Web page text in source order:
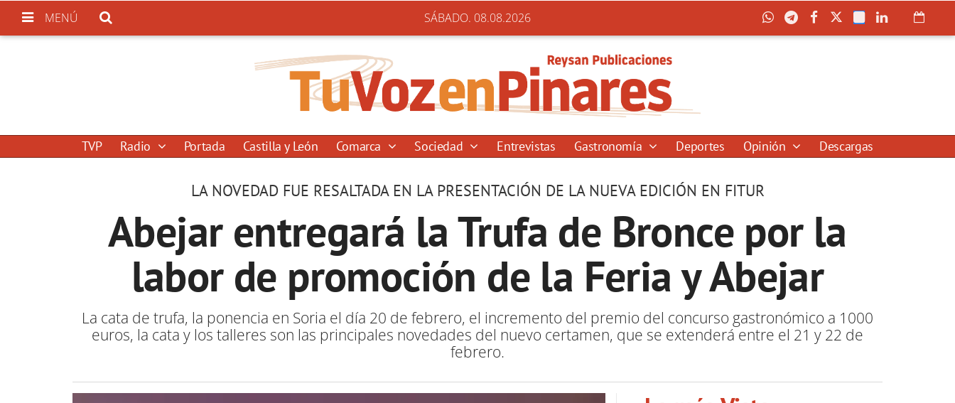
MENÚ SÁBADO. 08.08.2026
TVP Radio Portada Castilla y León Comarca Sociedad Entrevistas Gastronomía Deportes Opinión Descargas
LA NOVEDAD FUE RESALTADA EN LA PRESENTACIÓN DE LA NUEVA EDICIÓN EN FITUR
Abejar entregará la Trufa de Bronce por la
labor de promoción de la Feria y Abejar
La cata de trufa, la ponencia en Soria el día 20 de febrero, el incremento del premio del concurso gastronómico a 1000
euros, la cata y los talleres son las principales novedades del nuevo certamen, que se extenderá entre el 21 y 22 de
febrero.